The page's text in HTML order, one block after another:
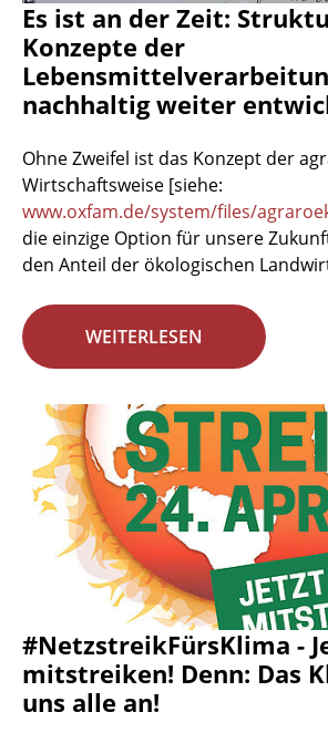
Es ist an der Zeit:
Konzepte der
nachhaltig weiter
Ohne Zweifel ist das Konzept der
Wirtschaftsweise [siehe:
www.oxfam.de/system/files/
die einzige Option für unsere
den Anteil der ökologischen
WEITERLESEN
#NetzstreikFürsKlima -
mitstreiken! Denn: Das
uns alle an!